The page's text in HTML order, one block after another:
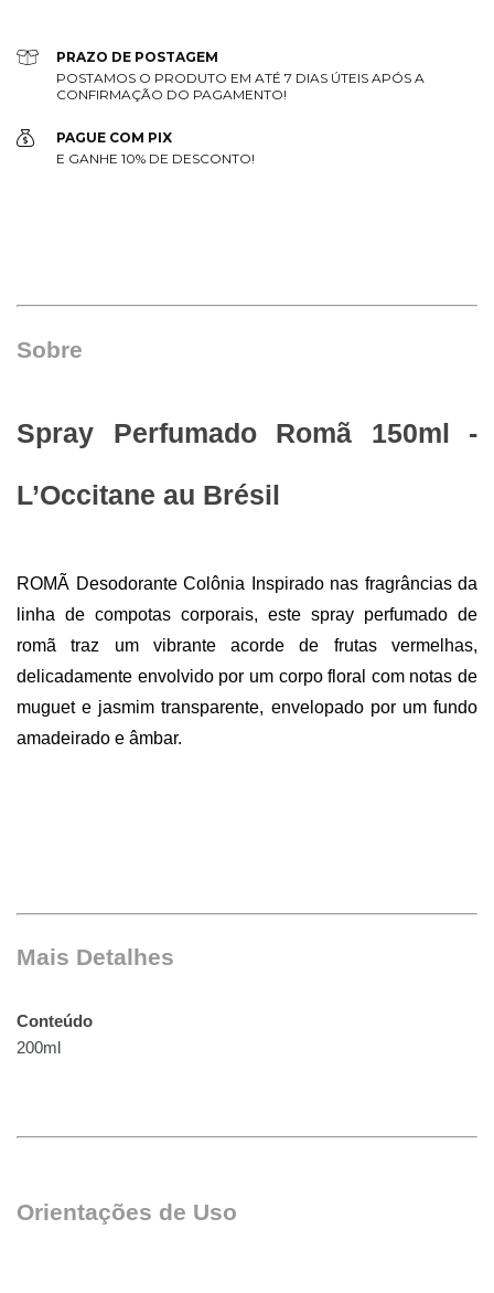
PRAZO DE POSTAGEM
POSTAMOS O PRODUTO EM ATÉ 7 DIAS ÚTEIS APÓS A
CONFIRMAÇÃO DO PAGAMENTO!
PAGUE COM PIX
E GANHE 10% DE DESCONTO!
Sobre
Spray Perfumado Romã 150ml -
L’Occitane au Brésil
ROMÃ Desodorante Colônia Inspirado nas fragrâncias da
linha de compotas corporais, este spray perfumado de
romã traz um vibrante acorde de frutas vermelhas,
delicadamente envolvido por um corpo floral com notas de
muguet e jasmim transparente, envelopado por um fundo
amadeirado e âmbar.
Mais Detalhes
Conteúdo
200ml
Orientações de Uso